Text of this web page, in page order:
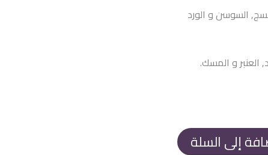
السوسن و الورد
العنبر و المسك.
إلى السلة